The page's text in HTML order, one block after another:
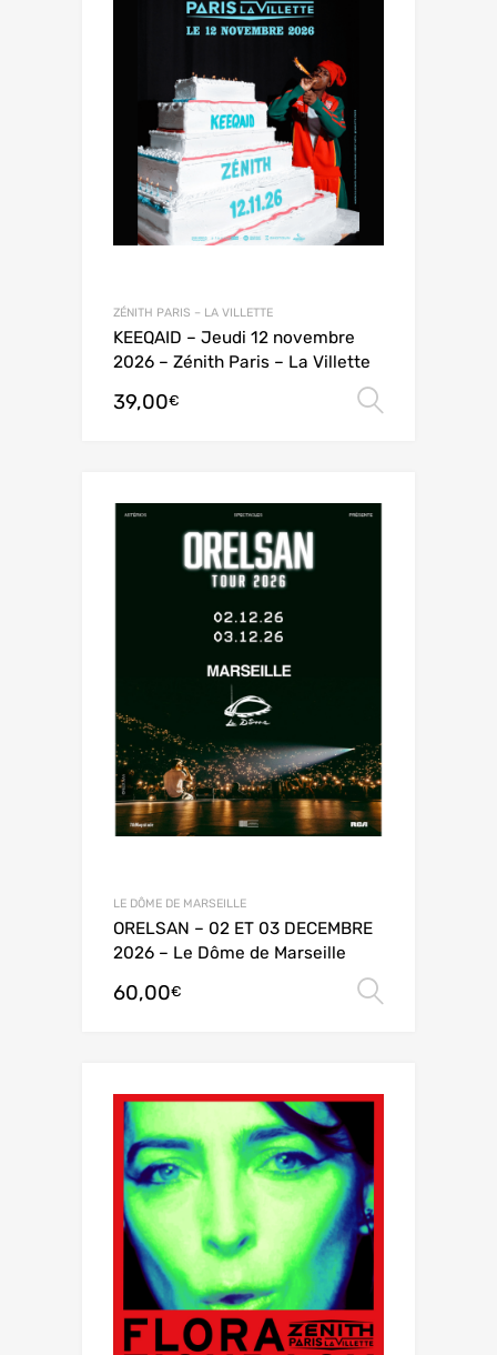
ZÉNITH PARIS – LA VILLETTE
KEEQAID – Jeudi 12 novembre
2026 – Zénith Paris – La Villette
39,00€
LE DÔME DE MARSEILLE
ORELSAN – 02 ET 03 DECEMBRE
2026 – Le Dôme de Marseille
60,00€